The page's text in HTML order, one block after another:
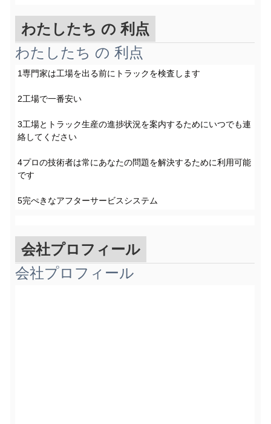
わたしたち の 利点
わたしたち の 利点
1専門家は工場を出る前にトラックを検査します
2工場で一番安い
3工場とトラック生産の進捗状況を案内するためにいつでも連
絡してください
4プロの技術者は常にあなたの問題を解決するために利用可能
です
5完ぺきなアフターサービスシステム
会社プロフィール
会社プロフィール